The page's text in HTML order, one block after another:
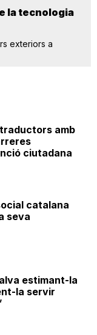
la tecnologia
exteriors a
amb
ciutadana
catalana
seva
estimant-la
la servir